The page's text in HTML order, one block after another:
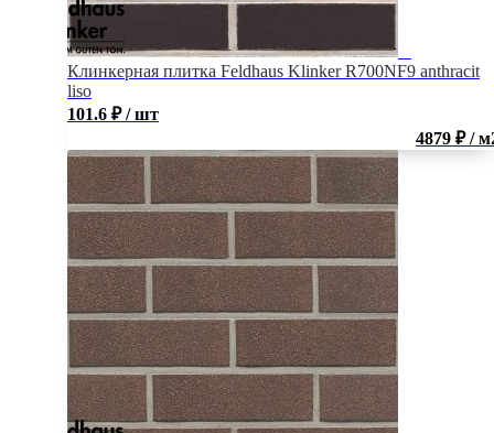
Клинкерная плитка Feldhaus Klinker R700NF9 anthracit
liso
101.6 ₽ / шт
4879 ₽ /